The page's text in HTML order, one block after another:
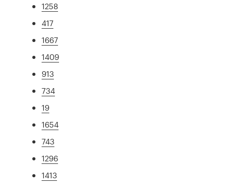
1258
417
1667
1409
913
734
19
1654
743
1296
1413